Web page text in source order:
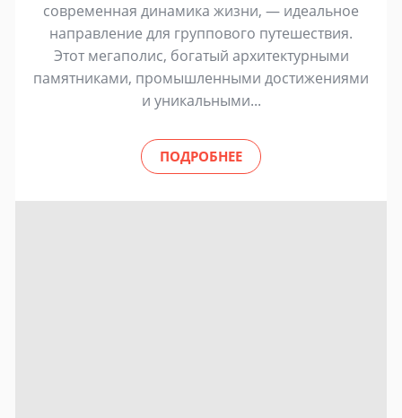
современная динамика жизни, — идеальное
направление для группового путешествия.
Этот мегаполис, богатый архитектурными
памятниками, промышленными достижениями
и уникальными...
ПОДРОБНЕЕ